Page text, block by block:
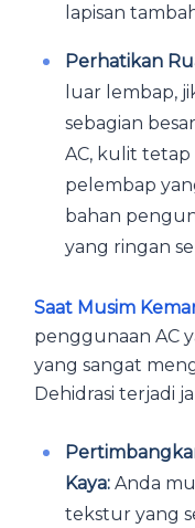
lapisan
Perhatikan
luar lembap,
sebagian
AC, kulit tetap
pelembap
bahan
yang ringan
Saat Musim
penggunaan AC
yang sangat
Dehidrasi terjadi
Kaya: Anda
tekstur yang